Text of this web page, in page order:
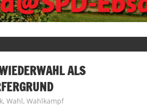
ALS
, Wahl, Wahlkampf